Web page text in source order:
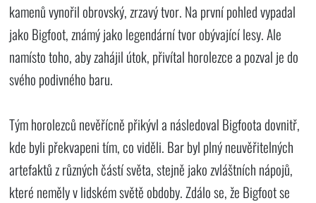
kamenů vynořil obrovský, zrzavý tvor. Na první pohled vypadal
jako Bigfoot, známý jako legendární tvor obývající lesy. Ale
namísto toho, aby zahájil útok, přivítal horolezce a pozval je do
svého podivného baru.
Tým horolezců nevěřícně přikývl a následoval Bigfoota dovnitř,
kde byli překvapeni tím, co viděli. Bar byl plný neuvěřitelných
artefaktů z různých částí světa, stejně jako zvláštních nápojů,
které neměly v lidském světě obdoby. Zdálo se, že Bigfoot se